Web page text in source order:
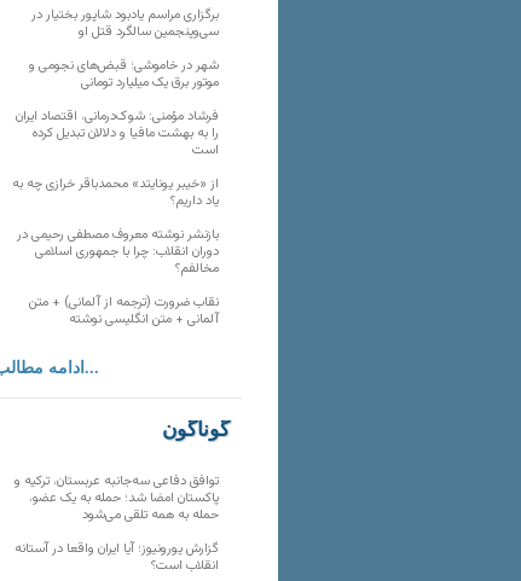
برگزاری مراسم یادبود شاپور بختیار در
سی‌وپنجمین سالگرد قتل او
شهر در خاموشی؛ قبض‌های نجومی و
موتور برق یک میلیارد تومانی
فرشاد مؤمنی: شوک‌درمانی، اقتصاد ایران
را به بهشت مافیا و دلالان تبدیل کرده
است
از «خیبر یونایتد» محمدباقر خرازی چه به
یاد داریم؟
بازنشر نوشته معروف مصطفی رحیمی در
دوران انقلاب: چرا با جمهوری اسلامی
مخالفم؟
نقاب ضرورت (ترجمه از آلمانی) + متن
آلمانی + متن انگلیسی نوشته
ادامه مطالب...
گوناگون
توافق دفاعی سه‌جانبه عربستان، ترکیه و
پاکستان امضا شد؛ حمله به یک عضو،
حمله به همه تلقی می‌شود
گزارش یورونیوز؛ آیا ایران واقعا در آستانه
انقلاب است؟